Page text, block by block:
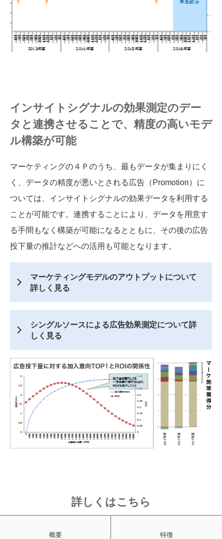
インサイトシグナルの効果測定のデー
タと連携させることで、精度の高いモデ
ル構築が可能
マーケティングの４Ｐのうち、最もデータが集まりにく
く、データの精度が悪いとされる広告（Promotion）に
ついては、インサイトシグナルの効果データを利用する
ことが可能です。連携することにより、データを用意す
る手間もなく構築が可能になるとともに、その後の広告
投下量の推計などへの活用も可能となります。
マーケティングモデルのアウトプットについて
詳しく見る
シングルソースによる広告効果測定について詳
しく見る
詳しくはこちら
概要 特徴